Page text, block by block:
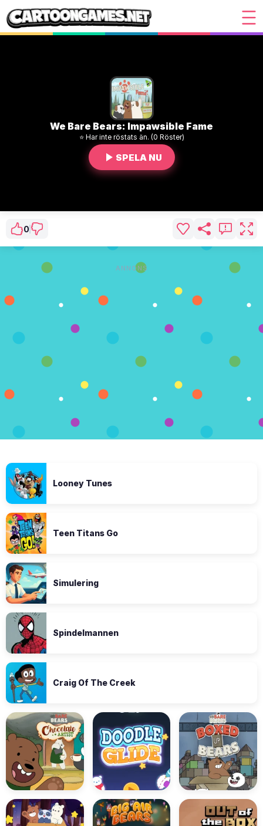
We Bare Bears: Impawsible Fame
⭐ Har inte röstats än. (0 Röster)
SPELA NU
0
ANNONS
Looney Tunes
Teen Titans Go
Simulering
Spindelmannen
Craig Of The Creek